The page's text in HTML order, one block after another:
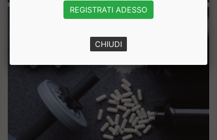
REGISTRATI ADESSO
CHIUDI